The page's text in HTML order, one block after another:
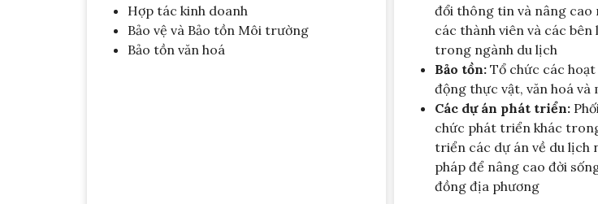
Hợp tác kinh doanh
Bảo vệ và Bảo tồn Môi trường
Bảo tồn văn hoá
đổi thông tin và nâng cao
các thành viên và các bên
trong ngành du lịch
Bảo tồn:Tổ chức các
động thực vật, văn hoá
Các dự án phát triển:
chức phát triển khác
triển các dự án về du lịch
pháp để nâng cao đời
đồng địa phương